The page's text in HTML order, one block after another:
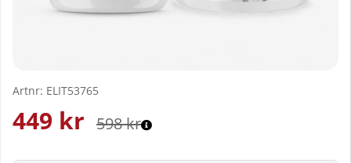
Artnr: ELIT53765
598kr
449 kr